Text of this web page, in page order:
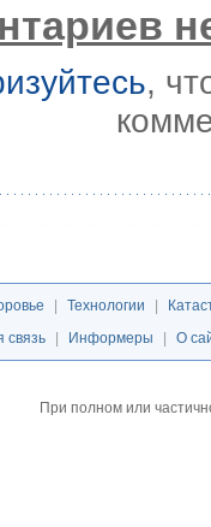
,
Технологии
связь Информеры О
При полном или